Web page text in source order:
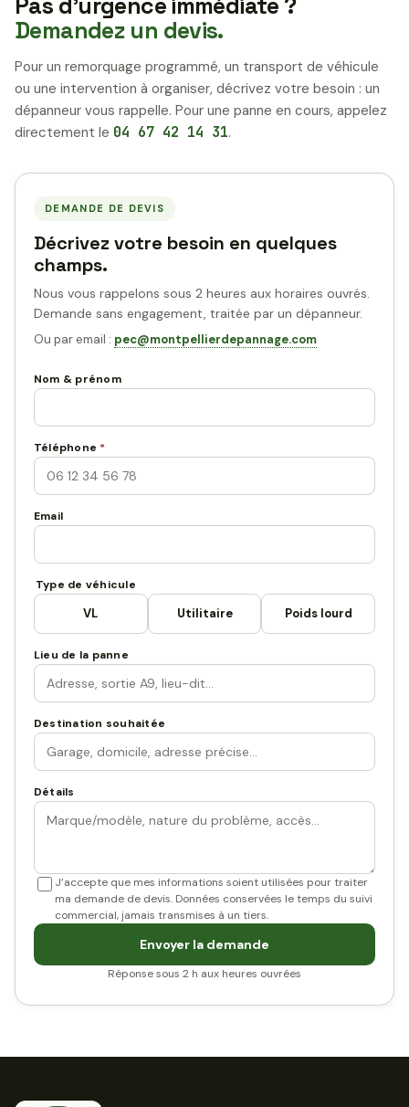
Demandez un devis.
Pour un remorquage programmé, un transport de véhicule
ou une intervention à organiser, décrivez votre besoin : un
dépanneur vous rappelle. Pour une panne en cours, appelez
directement le 04 67 42 14 31.
DEMANDE DE DEVIS
Décrivez votre besoin en quelques
champs.
Nous vous rappelons sous 2 heures aux horaires ouvrés.
Demande sans engagement, traitée par un dépanneur.
Ou par email : pec@montpellierdepannage.com
Nom & prénom
Téléphone *
Email
Type de véhicule
VL Utilitaire Poids lourd
Lieu de la panne
Destination souhaitée
Détails
J’accepte que mes informations soient utilisées pour traiter
ma demande de devis. Données conservées le temps du suivi
commercial, jamais transmises à un tiers.
Envoyer la demande
Réponse sous 2 h aux heures ouvrées